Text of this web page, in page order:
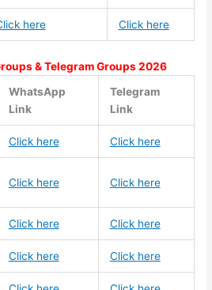
here Click here
& Telegram Groups 2026
WhatsApp
Link
Telegram
Link
Click here Click here
Click here Click here
Click here Click here
Click here Click here